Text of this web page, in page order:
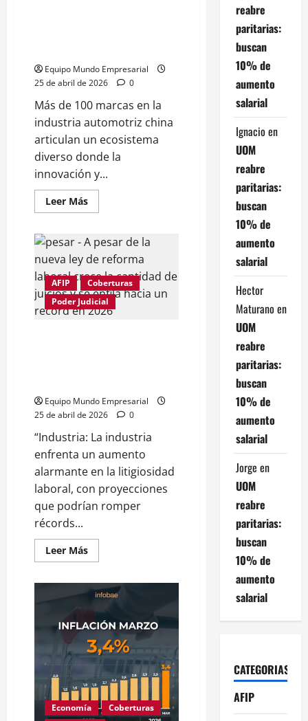
Equipo Mundo Empresarial
25 de abril de 2026
0
Más de 100 marcas en la
industria automotriz china
articulan un ecosistema
diverso donde la
innovación y...
Leer MásLeer
más
Cómo
se
articula
cluster
automotriz
chino
de
más
AFIP
Coberturas
Poder Judicial
Equipo Mundo Empresarial
25 de abril de 2026
0
“Industria: La industria
enfrenta un aumento
alarmante en la litigiosidad
laboral, con proyecciones
que podrían romper
récords...
Leer MásLeer
más
A
pesar
nueva
ley
de
reforma
laboral
crece
la
cantidad
de
juicios
Economía
Coberturas
reabre
paritarias:
buscan
10% de
aumento
salarial
Ignacio en
UOM
reabre
paritarias:
buscan
10% de
aumento
salarial
Hector
Maturano en
UOM
reabre
paritarias:
buscan
10% de
aumento
salarial
Jorge en
UOM
reabre
paritarias:
buscan
10% de
aumento
salarial
CATEGORIAS
AFIP